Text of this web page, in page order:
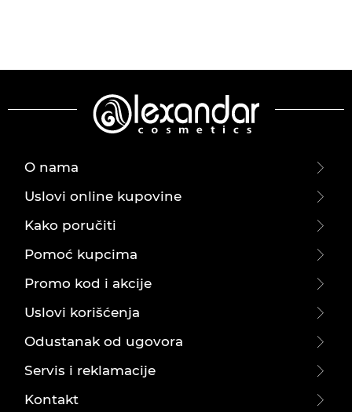
O nama
Uslovi online kupovine
Kako poručiti
Pomoć kupcima
Promo kod i akcije
Uslovi korišćenja
Odustanak od ugovora
Servis i reklamacije
Kontakt